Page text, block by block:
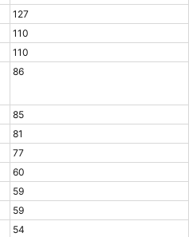
127
110
110
86
85
81
77
60
59
59
54